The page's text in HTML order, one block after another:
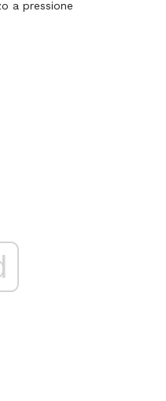
a pressione